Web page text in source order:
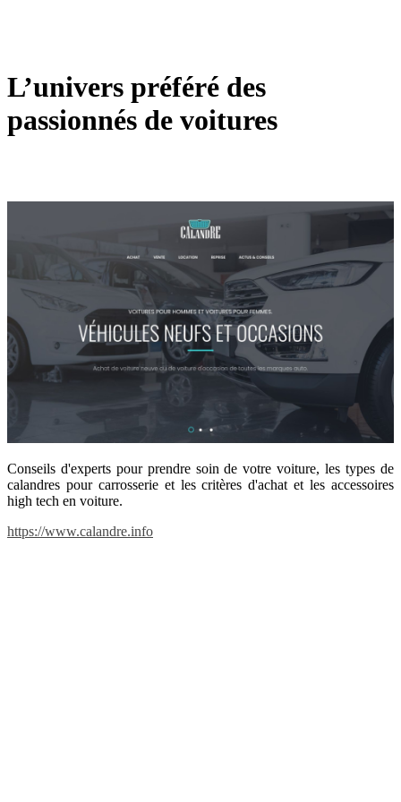
L’univers préféré des
passionnés de voitures
Conseils d'experts pour prendre soin de votre voiture, les types de
calandres pour carrosserie et les critères d'achat et les accessoires
high tech en voiture.
https://www.calandre.info